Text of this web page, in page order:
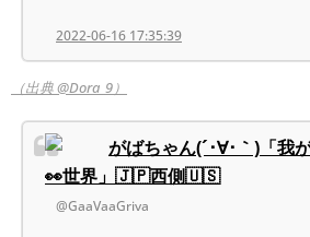
2022-06-16 17:35:39
（出典 @Dora_9）
がばちゃん(´･∀･｀)「我
👀世界」🇯🇵西側🇺🇸
@GaaVaaGriva